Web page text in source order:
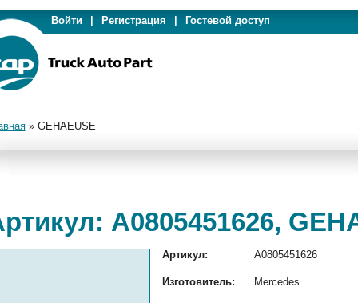
Войти Регистрация Гостевой доступ
» GEHAEUSE
A0805451626,
Артикул: A0805451626
Изготовитель: Mercedes